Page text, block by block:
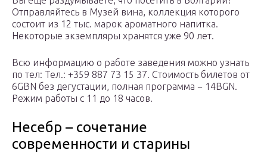
Отправляйтесь в Музей вина, коллекция которого
состоит из 12 тыс. марок ароматного напитка.
Некоторые экземпляры хранятся уже 90 лет.
Всю информацию о работе заведения можно узнать
по тел: Тел.: +359 887 73 15 37. Стоимость билетов от
6GBN без дегустации, полная программа − 14BGN.
Режим работы с 11 до 18 часов.
Несебр – сочетание
современности и старины